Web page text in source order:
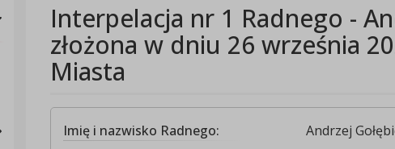
Interpelacja nr 1 Radnego -
złożona w dniu 26 września
Miasta
Imię i nazwisko Radnego:
Andrzej